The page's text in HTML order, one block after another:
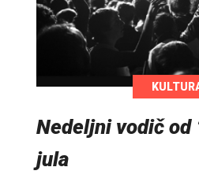
Nedeljni vodič od
jula